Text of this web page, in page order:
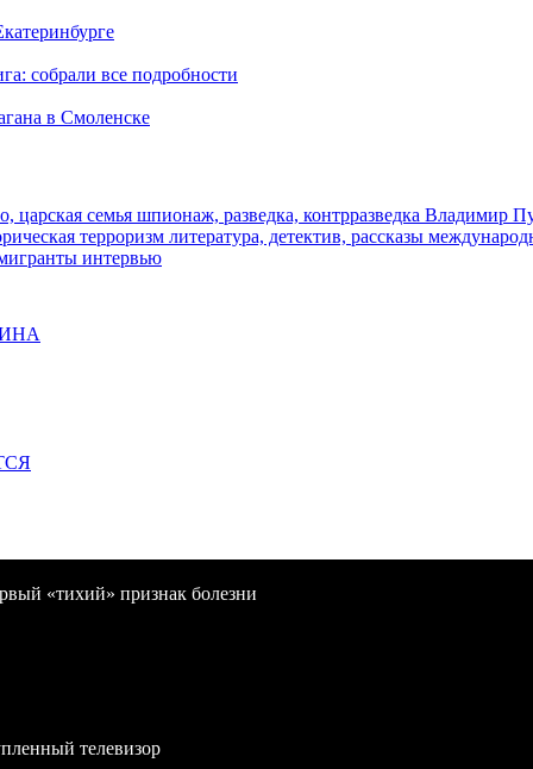
собрали все подробности
в Смоленске
царская семья шпионаж, разведка, контрразведка Владимир
терроризм литература, детектив, рассказы
интервью
«тихий» признак болезни
телевизор